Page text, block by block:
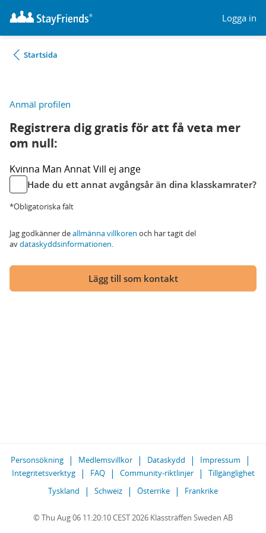
Logga in
Startsida
Anmäl profilen
Registrera dig gratis för att få veta mer
om null:
Kvinna Man AnnatVill ej ange
Hade du ett annat avgångsår än dina klasskamrater?
*Obligatoriska fält
Jag godkänner deallmänna villkoren och har tagit del
avdataskyddsinformationen.
Lägg till som kontakt
Personsökning Medlemsvillkor Dataskydd
Impressum
Integritetsverktyg
FAQ Community-riktlinjer
Tillgänglighet
Tyskland
Schweiz Österrike Frankrike
© Thu Aug 06 11:20:10 CEST 2026 Klassträffen Sweden AB